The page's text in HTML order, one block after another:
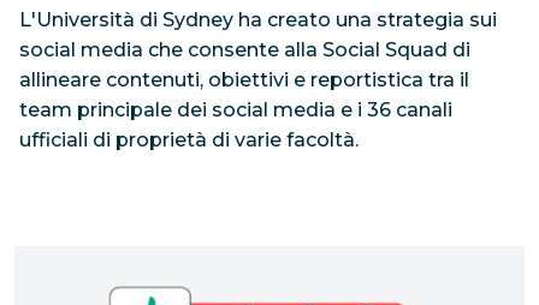
L'Università di Sydney ha creato una strategia sui
social media che consente alla Social Squad di
allineare contenuti, obiettivi e reportistica tra il
team principale dei social media e i 36 canali
ufficiali di proprietà di varie facoltà.